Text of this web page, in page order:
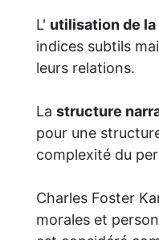
L' utilisation de
indices subtils
leurs relations.
La structure
pour une
complexité du
Charles Foster
morales et